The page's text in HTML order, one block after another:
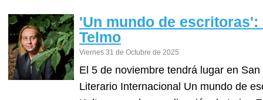
'Un mundo de
Telmo
Viernes 31 de Octubre de 2025
El 5 de noviembre tendrá lugar en
Literario Internacional Un mundo de